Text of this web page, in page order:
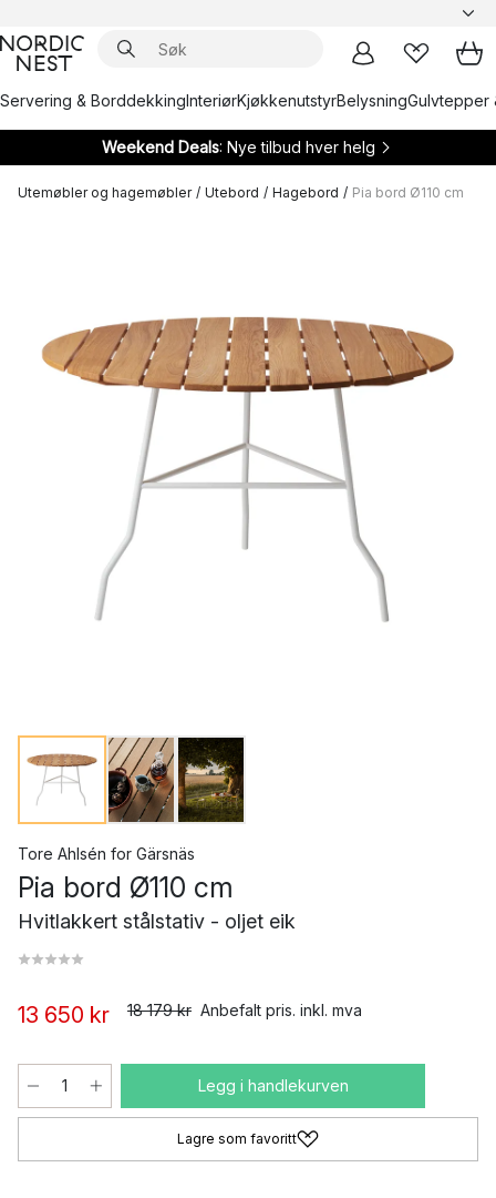
Servering & BorddekkingInteriørKjøkkenutstyrBelysningGulvtepper
Weekend Deals: Nye tilbud hver helg
Utemøbler og hagemøbler / Utebord / Hagebord / Pia bord Ø110 cm
Tore Ahlsén for Gärsnäs
Pia bord Ø110 cm
Hvitlakkert stålstativ - oljet eik
13 650 kr 18 179 kr Anbefalt pris. inkl. mva
Legg i handlekurven
Lagre som favoritt